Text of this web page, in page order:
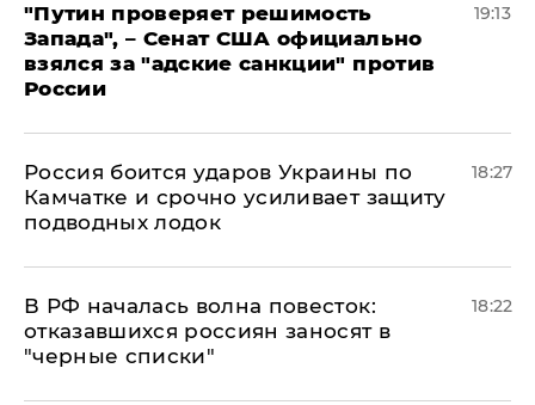
"Путин проверяет решимость
Запада", – Сенат США официально
взялся за "адские санкции" против
России
19:13
Россия боится ударов Украины по
Камчатке и срочно усиливает защиту
подводных лодок
18:27
​В РФ началась волна повесток:
отказавшихся россиян заносят в
"черные списки"
18:22